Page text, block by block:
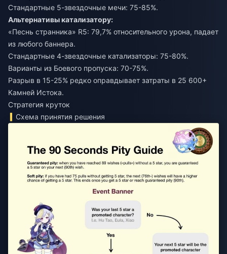
Стандартные 5-звездочные мечи: 75-85%.
Альтернативы катализатору:
«Песнь странника» R5: 79,7% относительного урона, падает
из любого баннера.
Стандартные 4-звездочные катализаторы: 75-80%.
Варианты из Боевого пропуска: 70-75%.
Разрыв в 15-25% редко оправдывает затраты в 25 600+
Камней Истока.
Стратегия круток
Схема принятия решения